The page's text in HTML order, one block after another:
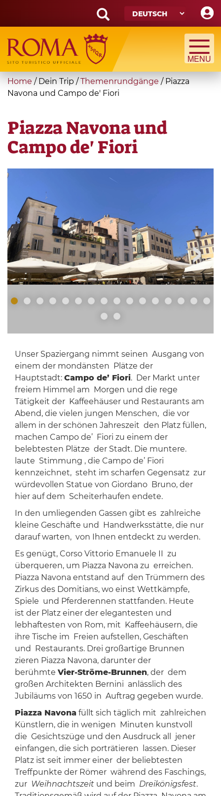
main
content
Search
form
Suche
You
are
Home / Dein Trip / Themenrundgänge / Piazza
Navona und Campo de' Fiori
Piazza Navona und
Campo de' Fiori
Unser Spaziergang nimmt seinen Ausgang von
einem der mondänsten Plätze der
Hauptstadt: Campo de’ Fiori. Der Markt unter
freiem Himmel am Morgen und die rege
Tätigkeit der Kaffeehäuser und Restaurants am
Abend, die vielen jungen Menschen, die vor
allem in der schönen Jahreszeit den Platz füllen,
machen Campo de’ Fiori zu einem der
belebtesten Plätze der Stadt. Die muntere.
laute Stimmung , die Campo de’ Fiori
kennzeichnet, steht im scharfen Gegensatz zur
würdevollen Statue von Giordano Bruno, der
hier auf dem Scheiterhaufen endete.
In den umliegenden Gassen gibt es zahlreiche
kleine Geschäfte und Handwerksstätte, die nur
darauf warten, von Ihnen entdeckt zu werden.
Es genügt, Corso Vittorio Emanuele II zu
überqueren, um Piazza Navona zu erreichen.
Piazza Navona entstand auf den Trümmern des
Zirkus des Domitians, wo einst Wettkämpfe,
Spiele und Pferderennen stattfanden. Heute
ist der Platz einer der elegantesten und
lebhaftesten von Rom, mit Kaffeehäusern, die
ihre Tische im Freien aufstellen, Geschäften
und Restaurants. Drei großartige Brunnen
zieren Piazza Navona, darunter der
berühmte Vier-Ströme-Brunnen, der dem
großen Architekten Bernini anlässlich des
Jubiläums von 1650 in Auftrag gegeben wurde.
Piazza Navona füllt sich täglich mit zahlreichen
Künstlern, die in wenigen Minuten kunstvoll
die Gesichtszüge und den Ausdruck all jener
einfangen, die sich porträtieren lassen. Dieser
Platz ist seit immer einer der beliebtesten
Treffpunkte der Römer während des Faschings,
zur Weihnachtszeitund beim Dreikönigsfest.